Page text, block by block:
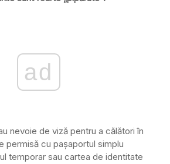
ad
nevoie de viză pentru a călători în
permisă cu paşaportul simplu
temporar sau cartea de identitate